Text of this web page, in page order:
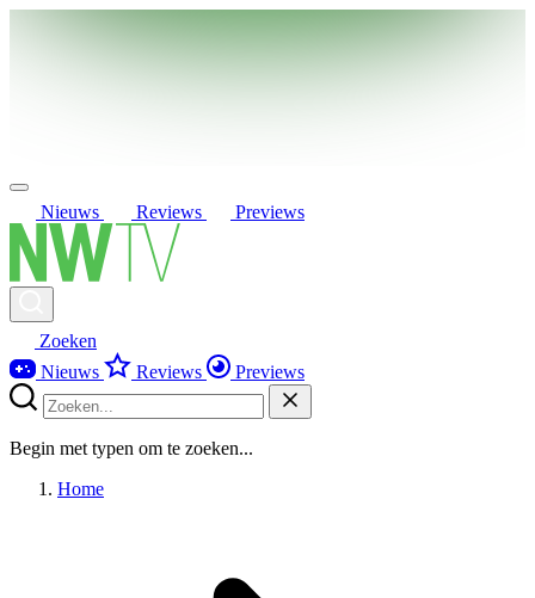
Nieuws Reviews Previews
Zoeken
Nieuws
Reviews Previews
Begin met typen om te zoeken...
Home